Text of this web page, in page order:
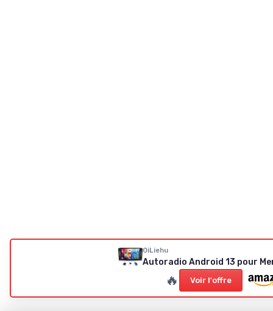
OiLiehu
Autoradio Android 13 pour
🔥 Voir l'offre